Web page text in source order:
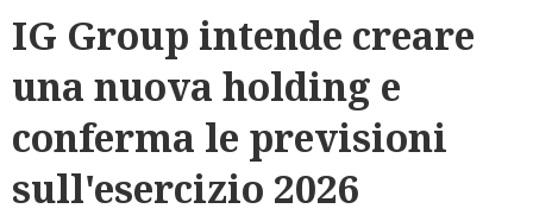
IG Group intende creare
una nuova holding e
conferma le previsioni
sull'esercizio 2026